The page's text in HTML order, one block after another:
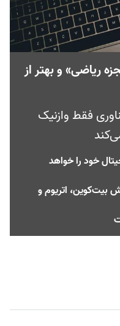
ریاضی» و بهتر از
فقط وازنیک
خود را خواهد
بیت‌کوین، اتریوم و